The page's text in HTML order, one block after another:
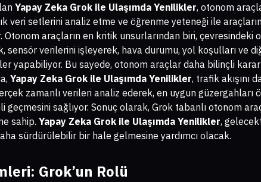
Yapay Zeka Grok ile Ulaşımda Yenilikler, otonom
veri setlerini analiz etme ve öğrenme yeteneği ile
Otonom araçların en kritik unsurlarından biri, çevresindeki
sensör verilerini işleyerek, hava durumu, yol koşulları ve
yapabiliyor. Bu sayede, otonom araçlar daha bilinçli
Yapay Zeka Grok ile Ulaşımda Yenilikler, trafik akışını
zamanlı verileri analiz ederek, en uygun
geçmesini sağlıyor. Sonuç olarak, Grok tabanlı otonom
sahip. Yapay Zeka Grok ile Ulaşımda Yenilikler,
sürdürülebilir bir hale gelmesine yardımcı olacak.
Grok’un Rolü